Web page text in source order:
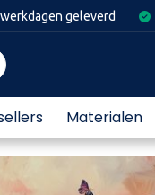
geleverd
Materialen